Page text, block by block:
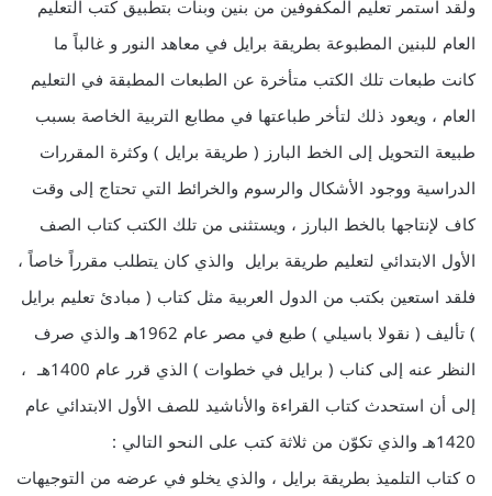
ولقد استمر تعليم المكفوفين من بنين وبنات بتطبيق كتب التعليم
العام للبنين المطبوعة بطريقة برايل في معاهد النور و غالباً ما
كانت طبعات تلك الكتب متأخرة عن الطبعات المطبقة في التعليم
العام ، ويعود ذلك لتأخر طباعتها في مطابع التربية الخاصة بسبب
طبيعة التحويل إلى الخط البارز ( طريقة برايل ) وكثرة المقررات
الدراسية ووجود الأشكال والرسوم والخرائط التي تحتاج إلى وقت
كاف لإنتاجها بالخط البارز ، ويستثنى من تلك الكتب كتاب الصف
الأول الابتدائي لتعليم طريقة برايل والذي كان يتطلب مقرراً خاصاً ،
فلقد استعين بكتب من الدول العربية مثل كتاب ( مبادئ تعليم برايل
) تأليف ( نقولا باسيلي ) طبع في مصر عام 1962هـ والذي صرف
النظر عنه إلى كناب ( برايل في خطوات ) الذي قرر عام 1400هـ ،
إلى أن استحدث كتاب القراءة والأناشيد للصف الأول الابتدائي عام
1420هـ والذي تكوّن من ثلاثة كتب على النحو التالي :
o كتاب التلميذ بطريقة برايل ، والذي يخلو في عرضه من التوجيهات